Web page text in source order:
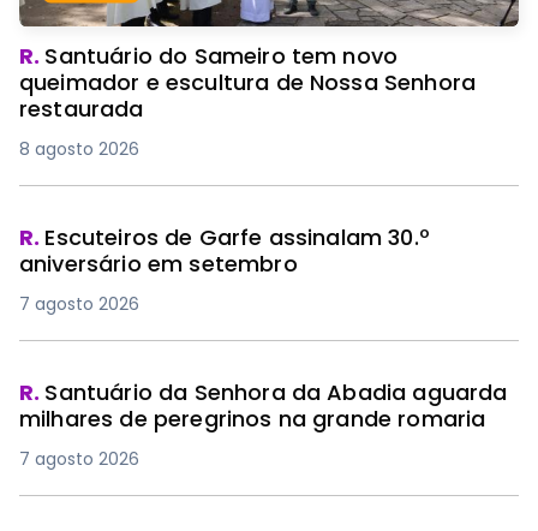
R. Santuário do Sameiro tem novo
queimador e escultura de Nossa Senhora
restaurada
8 agosto 2026
R. Escuteiros de Garfe assinalam 30.º
aniversário em setembro
7 agosto 2026
R. Santuário da Senhora da Abadia aguarda
milhares de peregrinos na grande romaria
7 agosto 2026